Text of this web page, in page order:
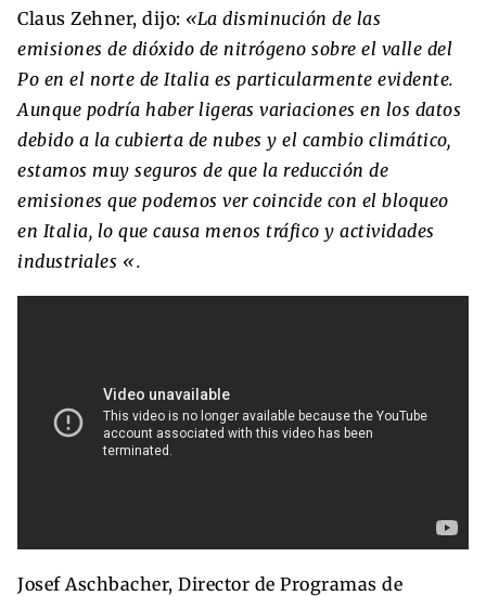
Claus Zehner, dijo: «La disminución de las
emisiones de dióxido de nitrógeno sobre el valle del
Po en el norte de Italia es particularmente evidente.
Aunque podría haber ligeras variaciones en los datos
debido a la cubierta de nubes y el cambio climático,
estamos muy seguros de que la reducción de
emisiones que podemos ver coincide con el bloqueo
en Italia, lo que causa menos tráfico y actividades
industriales «.
Josef Aschbacher, Director de Programas de